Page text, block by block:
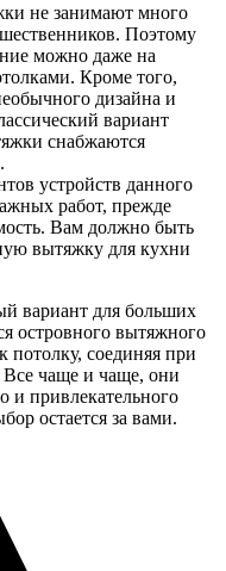
не занимают много
Поэтому
можно даже на
Кроме того,
дизайна и
вариант
снабжаются
устройств данного
работ, прежде
Вам должно быть
вытяжку для кухни
вариант для больших
островного вытяжного
потолку, соединяя при
Все чаще и чаще, они
и привлекательного
остается за вами.